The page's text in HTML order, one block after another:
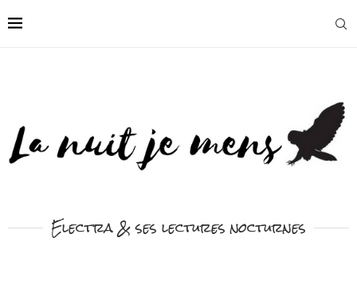
Electra & ses lectures nocturnes